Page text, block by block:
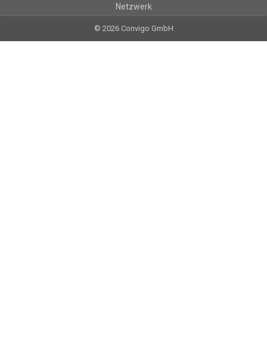
Netzwerk
© 2026 Convigo GmbH